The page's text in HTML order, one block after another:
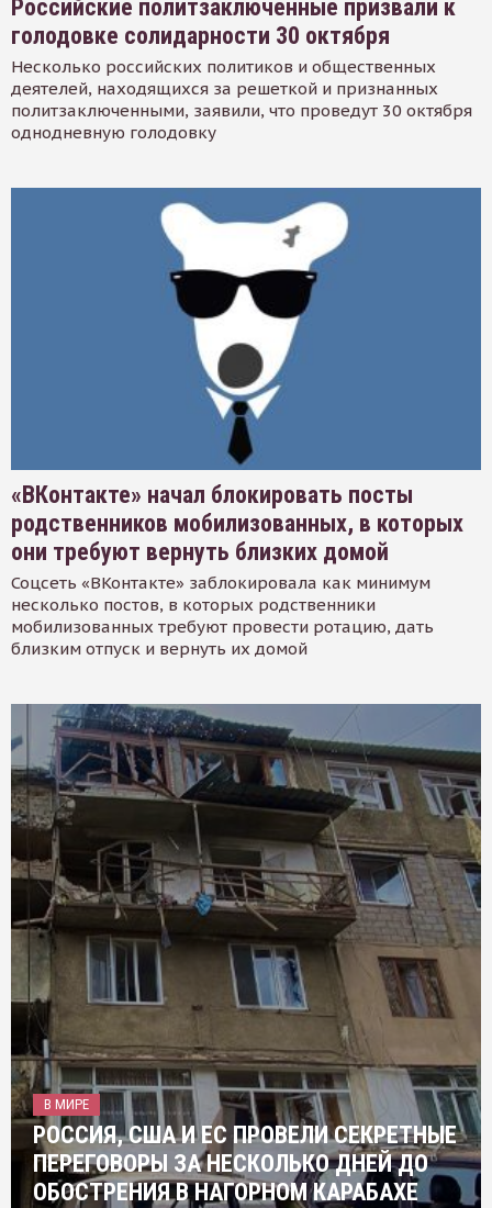
Российские политзаключенные призвали к
голодовке солидарности 30 октября
Несколько российских политиков и общественных
деятелей, находящихся за решеткой и признанных
политзаключенными, заявили, что проведут 30 октября
однодневную голодовку
«ВКонтакте» начал блокировать посты
родственников мобилизованных, в которых
они требуют вернуть близких домой
Соцсеть «ВКонтакте» заблокировала как минимум
несколько постов, в которых родственники
мобилизованных требуют провести ротацию, дать
близким отпуск и вернуть их домой
В МИРЕ
РОССИЯ, США И ЕС ПРОВЕЛИ СЕКРЕТНЫЕ
ПЕРЕГОВОРЫ ЗА НЕСКОЛЬКО ДНЕЙ ДО
ОБОСТРЕНИЯ В НАГОРНОМ КАРАБАХЕ